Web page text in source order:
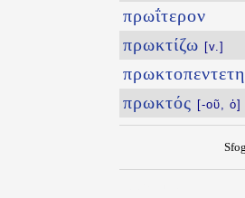
πρωΐτερον
πρωκτίζω [v.]
πρωκτός [-οῦ, ὁ]